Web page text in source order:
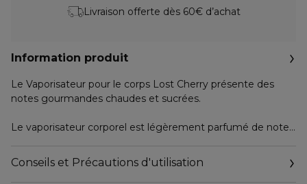
Livraison offerte dès 60€ d’achat
Information produit
Le Vaporisateur pour le corps Lost Cherry présente des
notes gourmandes chaudes et sucrées.
Le vaporisateur corporel est légèrement parfumé de notes
dimension et une façon rafraîchissante de porter le parfum
Tom Ford.
Conseils et Précautions d'utilisation